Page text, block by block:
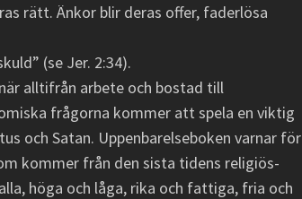
rätt. Änkor blir deras offer, faderlösa
(se Jer. 2:34).
alltifrån arbete och bostad till
frågorna kommer att spela en viktig
och Satan. Uppenbarelseboken varnar för
kommer från den sista tidens religiös-
höga och låga, rika och fattiga, fria och